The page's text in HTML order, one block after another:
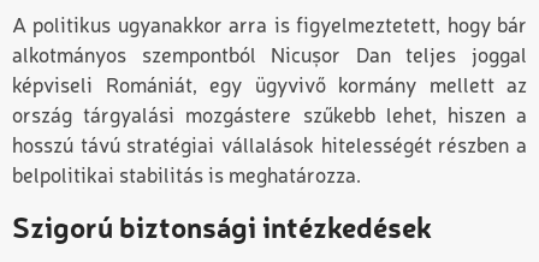
A politikus ugyanakkor arra is figyelmeztetett, hogy bár
alkotmányos szempontból Nicușor Dan teljes joggal
képviseli Romániát, egy ügyvivő kormány mellett az
ország tárgyalási mozgástere szűkebb lehet, hiszen a
hosszú távú stratégiai vállalások hitelességét részben a
belpolitikai stabilitás is meghatározza.
Szigorú biztonsági intézkedések